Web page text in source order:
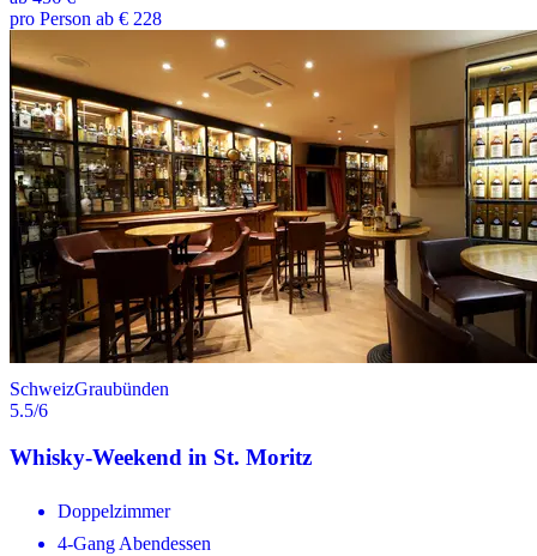
pro Person ab € 228
SchweizGraubünden
5.5/6
Whisky-Weekend in St. Moritz
Doppelzimmer
4-Gang Abendessen